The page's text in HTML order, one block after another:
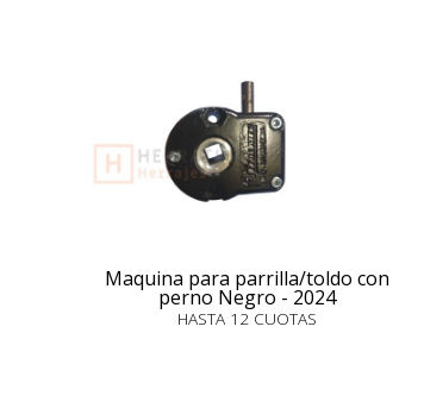
Maquina para parrilla/toldo con
perno Negro - 2024
HASTA 12 CUOTAS